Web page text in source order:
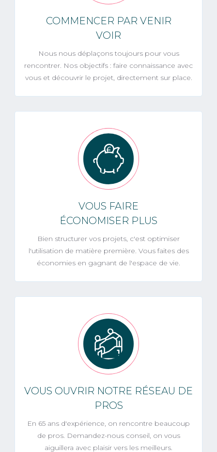
COMMENCER PAR VENIR
VOIR
Nous nous déplaçons toujours pour vous
rencontrer. Nos objectifs : faire connaissance avec
vous et découvrir le projet, directement sur place.
VOUS FAIRE
ÉCONOMISER PLUS
Bien structurer vos projets, c'est optimiser
l'utilisation de matière première. Vous faites des
économies en gagnant de l'espace de vie.
VOUS OUVRIR NOTRE RÉSEAU DE
PROS
En 65 ans d'expérience, on rencontre beaucoup
de pros. Demandez-nous conseil, on vous
aiguillera avec plaisir vers les meilleurs.